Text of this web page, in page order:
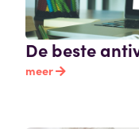
De beste
meer